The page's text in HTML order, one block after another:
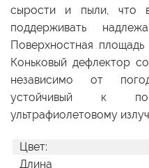
сырости и пыли, что
поддерживать
Поверхностная
Коньковый дефлектор
независимо от
устойчивый к
ультрафиолетовому
Цвет:
Длина